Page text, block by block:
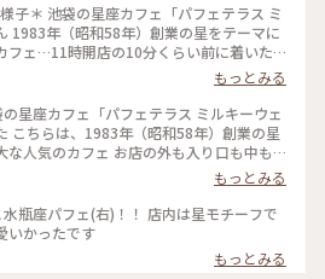
びり#回遊型#赤い鳥#石になった鴨#癒や
抜群#mg #夏色さがし
子＊ 池袋の星座カフェ「パフェテラス ミ
1983年（昭和58年）創業の星をテーマに
フェ…11時開店の10分くらい前に着いた
並ばれてました‼︎ 皆さん、2人とかグルー
のように1人って人もちらほら。 そして、
遠の乙女ですよね(^^) 可愛くて美味しい
まさに⭐︎キキララ⭐︎の世界。 #池袋東口#
ーウェイ#星座パフェ#創業40年老舗カフ
る#胸キュン#へびつかい座もいれて13星座
もっとみる
星座カフェ「パフェテラス ミルキーウェ
こちらは、1983年（昭和58年）創業の星
な人気のカフェ お店の外も入り口も中も
に星空のなかに迷い込んだようです 13星
を冠したパフェから、魚座パフェを選びま
はブルーベリー、イチゴ、無糖ヨーグル
トロベリーアイス、星形クッキー、カス
ズ、クラッカーで作られたヘルシーな感じ
っぷりです とっても可愛いし美味しい
もっとみる
瓶座パフェ(右)！！ 店内は星モチーフで
いかったです
もっとみる